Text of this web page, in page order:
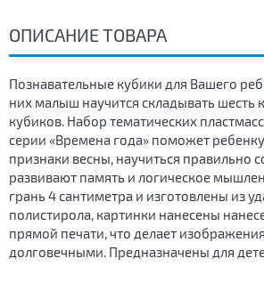
ОПИСАНИЕ ТОВАРА
Познавательные кубики для Вашего
них малыш научится складывать шесть
кубиков. Набор тематических
серии «Времена года» поможет
признаки весны, научиться правильно
развивают память и логическое
грань 4 сантиметра и изготовлены из
полистирола, картинки нанесены
прямой печати, что делает
долговечными. Предназначены для